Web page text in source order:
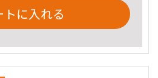
トに入れる